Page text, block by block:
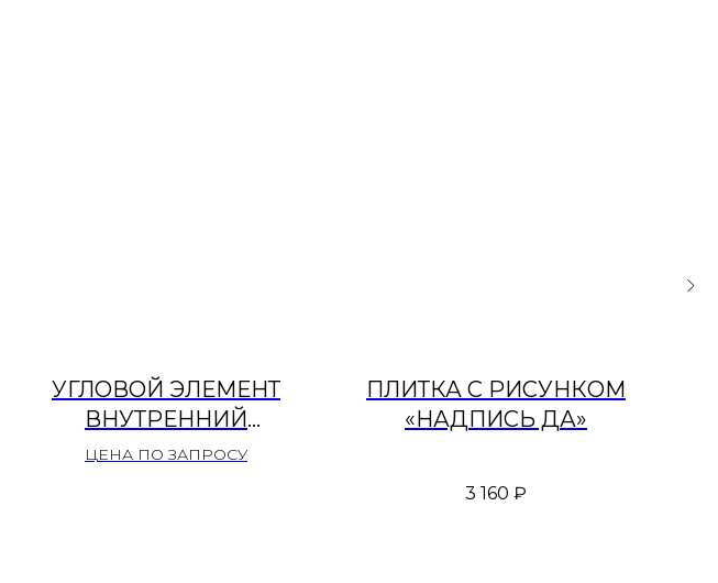
УГЛОВОЙ ЭЛЕМЕНТ
ВНУТРЕННИЙ
«ЖЕЛТЫЙ»
ЦЕНА ПО ЗАПРОСУ
ПЛИТКА С РИСУНКОМ
«НАДПИСЬ ДА»
3 160 ₽